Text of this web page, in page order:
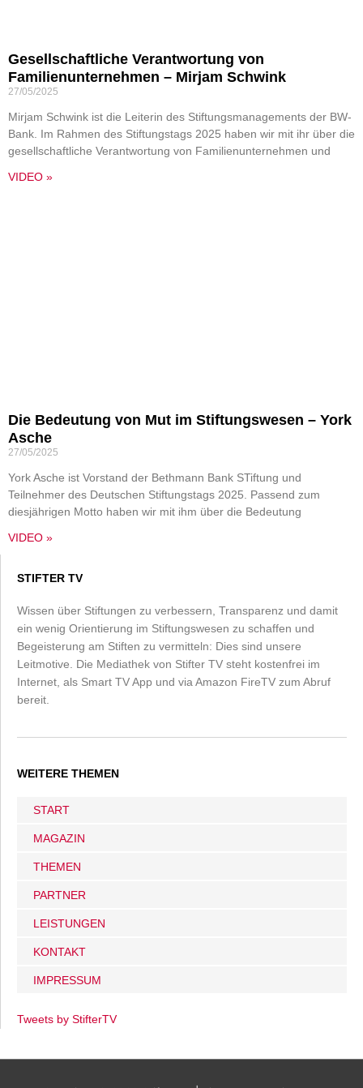
Gesellschaftliche Verantwortung von
Familienunternehmen – Mirjam Schwink
27/05/2025
Mirjam Schwink ist die Leiterin des Stiftungsmanagements der BW-
Bank. Im Rahmen des Stiftungstags 2025 haben wir mit ihr über die
gesellschaftliche Verantwortung von Familienunternehmen und
VIDEO »
Die Bedeutung von Mut im Stiftungswesen – York
Asche
27/05/2025
York Asche ist Vorstand der Bethmann Bank STiftung und
Teilnehmer des Deutschen Stiftungstags 2025. Passend zum
diesjährigen Motto haben wir mit ihm über die Bedeutung
VIDEO »
STIFTER TV
Wissen über Stiftungen zu verbessern, Transparenz und damit
ein wenig Orientierung im Stiftungswesen zu schaffen und
Begeisterung am Stiften zu vermitteln: Dies sind unsere
Leitmotive. Die Mediathek von Stifter TV steht kostenfrei im
Internet, als Smart TV App und via Amazon FireTV zum Abruf
bereit.
WEITERE THEMEN
START
MAGAZIN
THEMEN
PARTNER
LEISTUNGEN
KONTAKT
IMPRESSUM
Tweets by StifterTV